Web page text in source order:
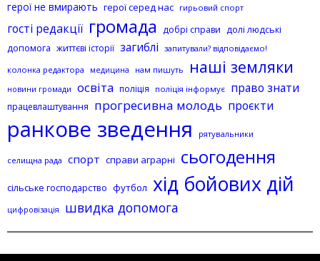
герої не вмирають герої серед нас гирьовий спорт
гості редакції громада добрі справи долі людські
допомога життєві історії загиблі запитували? відповідаємо!
колонка редактора
медицина нам пишуть наші земляки
новини громади освіта поліція поліція інформує право знати
працевлаштування прогресивна молодь проєкти
ранкове зведення рятувальники
селищна рада спорт справи аграрні сьогодення
сільське господарство футбол хід бойових дій
цифровізація швидка допомога